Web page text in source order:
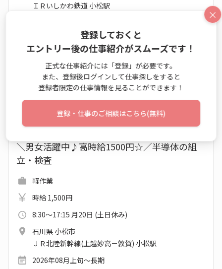
ＩＲいしかわ鉄道 小松駅
大手・有名 新卒・第二新卒歓迎
仕事詳細 エントリー
No：PF26-0611076
派遣
＼男女活躍中♪高時給1500円☆／半導体の組
立・検査
軽作業
時給 1,500円
8:30～17:15 月20日 (土日休み)
石川県 小松市
ＪＲ北陸新幹線(上越妙高－敦賀) 小松駅
2026年08月上旬～長期
×
登録しておくと
エントリー後の仕事紹介がスムーズです！
正式な仕事紹介には「登録」が必要です。
また、登録後ログインして仕事探しをすると
登録者限定の仕事情報を見ることができます！
登録・仕事のご相談はこちら(無料)